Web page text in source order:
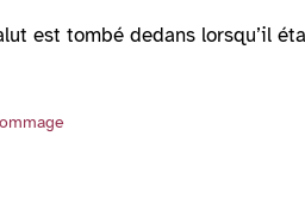
est tombé dedans lorsqu’il